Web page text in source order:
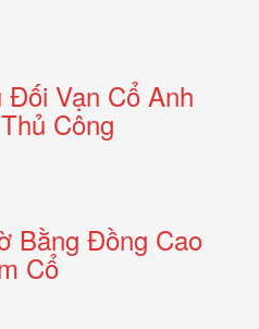
Vạn Cổ Anh
Công
Bằng Đồng Cao
Cổ